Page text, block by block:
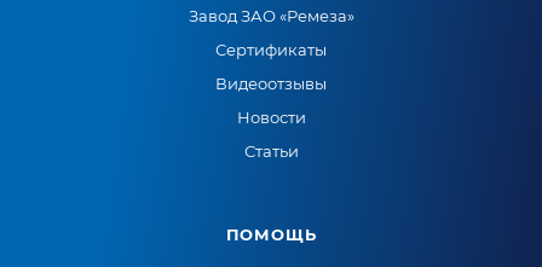
Завод ЗАО «Ремеза»
Сертификаты
Видеоотзывы
Новости
Статьи
ПОМОЩЬ